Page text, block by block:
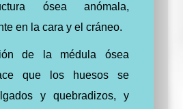
ósea anómala,
en la cara y el cráneo.
de la médula ósea
que los huesos se
y quebradizos, y